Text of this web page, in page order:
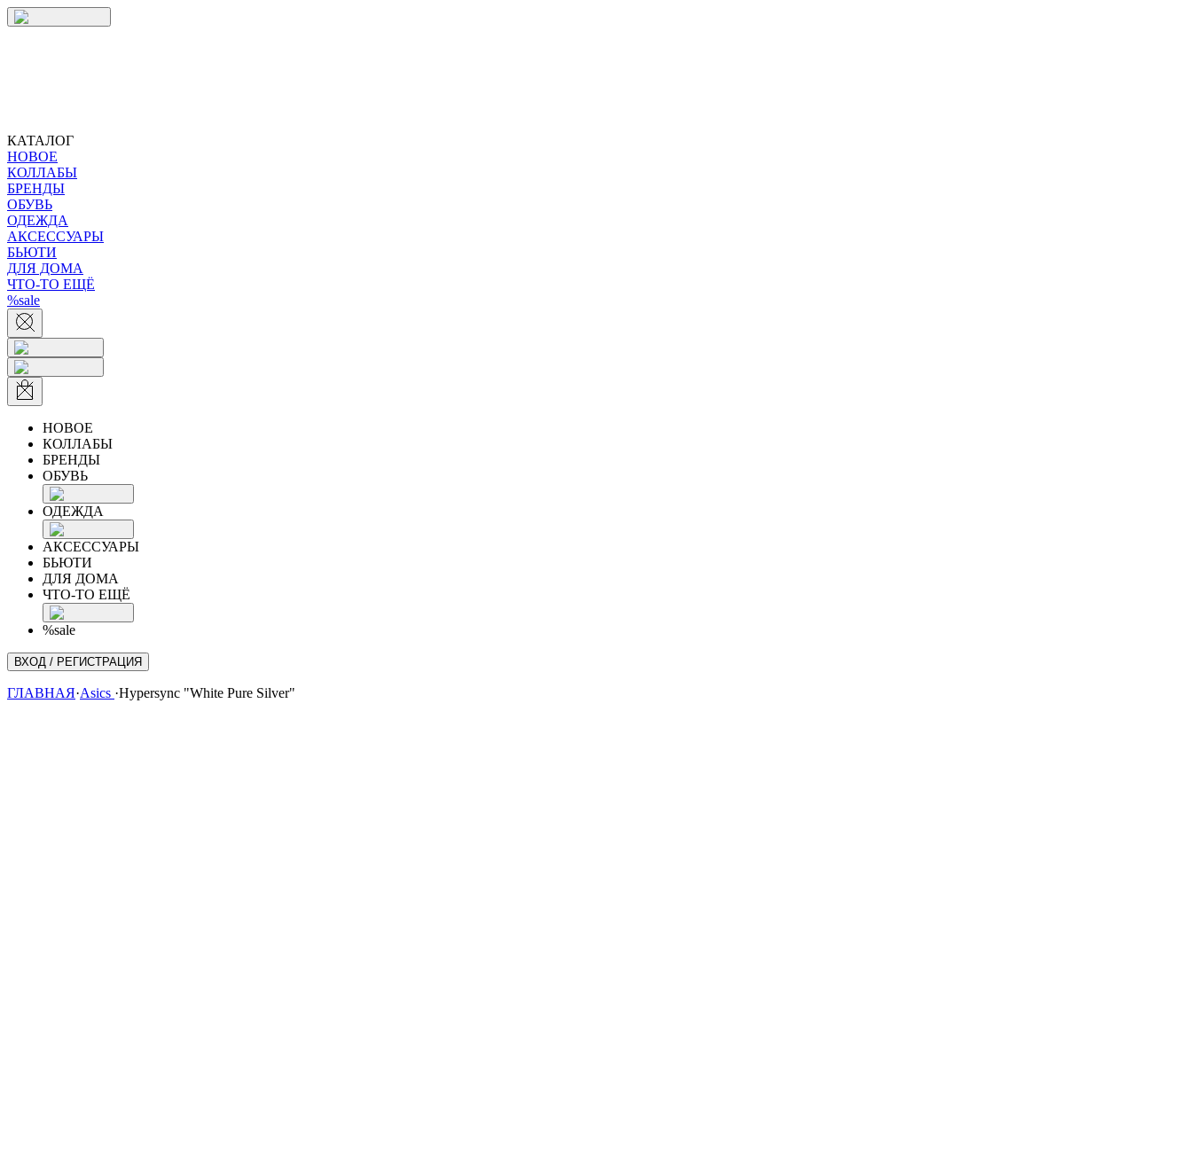
КАТАЛОГ
НОВОЕ
КОЛЛАБЫ
БРЕНДЫ
ОБУВЬ
ОДЕЖДА
АКСЕССУАРЫ
БЬЮТИ
ДЛЯ ДОМА
ЧТО-ТО ЕЩЁ
%sale
НОВОЕ
КОЛЛАБЫ
БРЕНДЫ
ОБУВЬ
ОДЕЖДА
АКСЕССУАРЫ
БЬЮТИ
ДЛЯ ДОМА
ЧТО-ТО ЕЩЁ
%sale
ВХОД / РЕГИСТРАЦИЯ
ГЛАВНАЯ·Asics ·Hypersync "White Pure Silver"